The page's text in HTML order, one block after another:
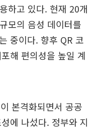
하고 있다. 현재 20개
모의 음성 데이터를
중이다. 향후 QR 코
해 편의성을 높일 계
본격화되면서 공공
에 나섰다. 정부와 지